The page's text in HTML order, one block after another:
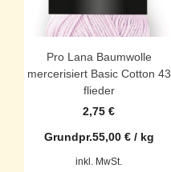
Pro Lana Baumwolle
mercerisiert Basic Cotton 43
flieder
2,75€
Grundpr.55,00 €/ kg
inkl. MwSt.